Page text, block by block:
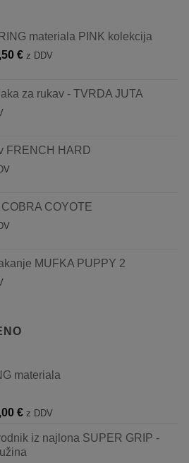
materiala PINK kolekcija
€Raspon
10,00 €
z DDV
za rukav - TVRDA JUTA
FRENCH HARD
COYOTE
MUFKA PUPPY 2
materiala
€Raspon
od
19,90 €
z DDV
iz najlona SUPER GRIP -